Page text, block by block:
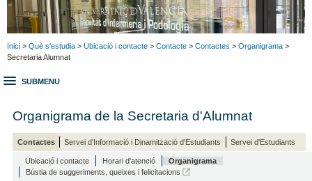
Inici > Què s'estudia > Ubicació i contacte > Contacte > Contactes > Organigrama >
Secretaria Alumnat
SUBMENU
Organigrama de la Secretaria d'Alumnat
Contactes Servei d'Informació i Dinamització d'Estudiants Servei d'Estudiants
Ubicació i contacte Horari d'atenció
Organigrama
Bústia de suggeriments, queixes i felicitacions